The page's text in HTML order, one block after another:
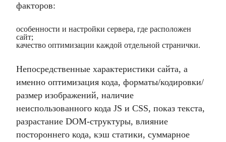
факторов:
особенности и настройки сервера, где расположен
сайт;
качество оптимизации каждой отдельной странички.
Непосредственные характеристики сайта, а
именно оптимизация кода, форматы/кодировки/
размер изображений, наличие
неиспользованного кода JS и CSS, показ текста,
разрастание DOM-структуры, влияние
постороннего кода, кэш статики, суммарное